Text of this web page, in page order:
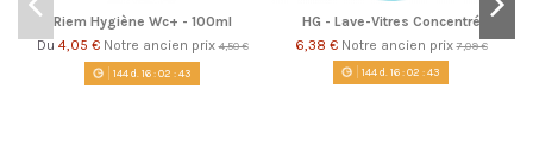
Riem Hygiène Wc+ - 100ml
Du 4,05 € Notre ancien prix4,50 €
144d. 16:02 :42
HG - Lave-Vitres Concentré
6,38 € Notre ancien prix7,09 €
144d. 16:02 :42